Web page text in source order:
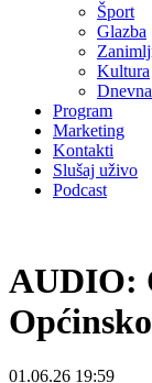
Šport
Glazba
Kultura
Program
Marketing
Kontakti
Slušaj uživo
Podcast
AUDIO:
01.06.26 19:59